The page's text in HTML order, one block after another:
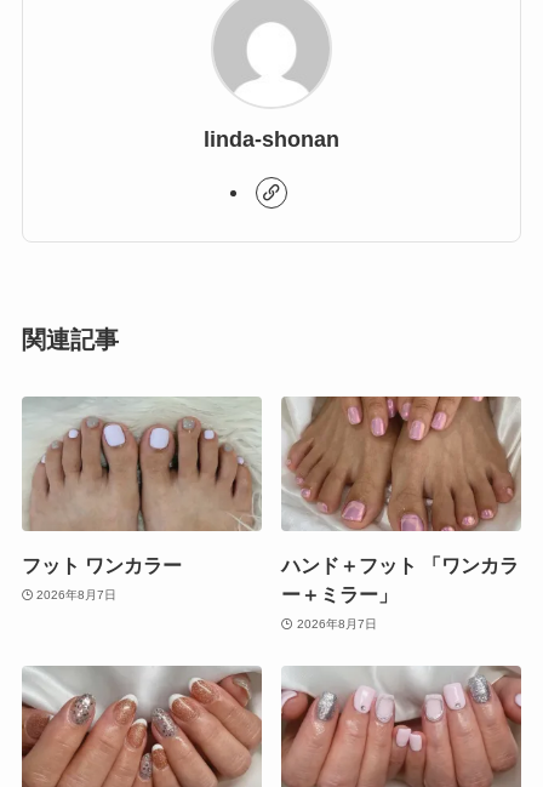
linda-shonan
関連記事
フット ワンカラー
2026年8月7日
ハンド＋フット 「ワンカラ
ー＋ミラー」
2026年8月7日